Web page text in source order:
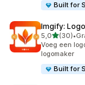
Built for
Imgify:
5,0van 5
(30)
30 recensies
•
Voeg een
logomaker
Built for